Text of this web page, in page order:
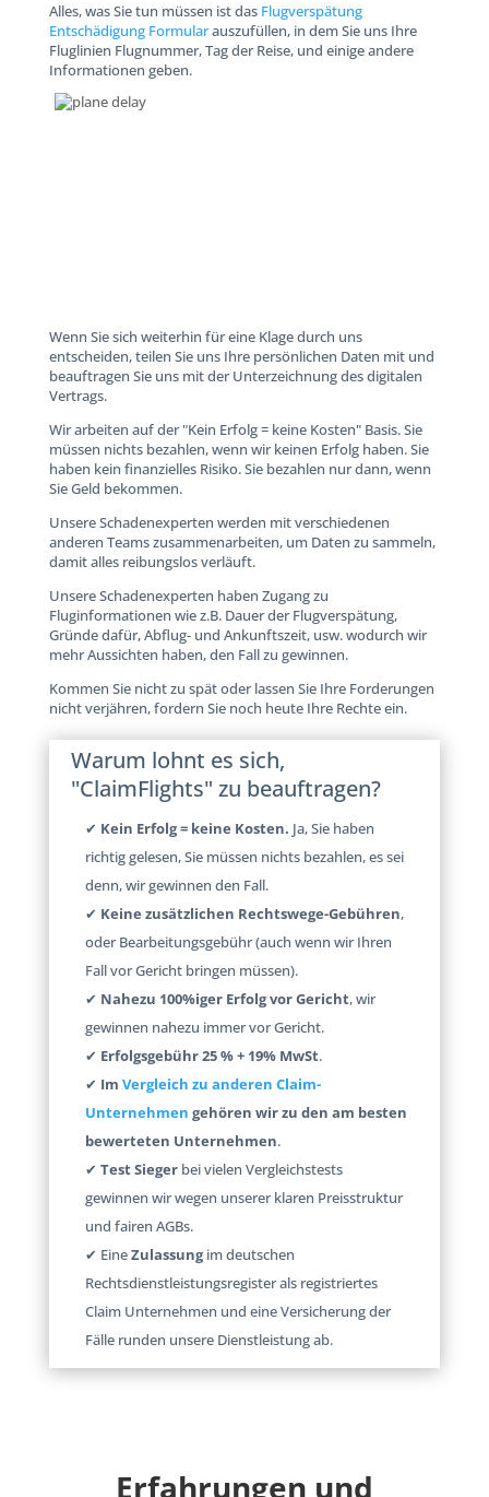
Alles, was Sie tun müssen ist das Flugverspätung
Entschädigung Formularauszufüllen, in dem Sie uns Ihre
Fluglinien Flugnummer, Tag der Reise, und einige andere
Informationen geben.
Wenn Sie sich weiterhin für eine Klage durch uns
entscheiden, teilen Sie uns Ihre persönlichen Daten mit und
beauftragen Sie uns mit der Unterzeichnung des digitalen
Vertrags.
Wir arbeiten auf der "Kein Erfolg = keine Kosten" Basis. Sie
müssen nichts bezahlen, wenn wir keinen Erfolg haben. Sie
haben kein finanzielles Risiko. Sie bezahlen nur dann, wenn
Sie Geld bekommen.
Unsere Schadenexperten werden mit verschiedenen
anderen Teams zusammenarbeiten, um Daten zu sammeln,
damit alles reibungslos verläuft.
Unsere Schadenexperten haben Zugang zu
Fluginformationen wie z.B. Dauer der Flugverspätung,
Gründe dafür, Abflug- und Ankunftszeit, usw. wodurch wir
mehr Aussichten haben, den Fall zu gewinnen.
Kommen Sie nicht zu spät oder lassen Sie Ihre Forderungen
nicht verjähren, fordern Sie noch heute Ihre Rechte ein.
Warum lohnt es sich,
"ClaimFlights" zu beauftragen?
✔ Kein Erfolg = keine Kosten. Ja, Sie haben
richtig gelesen, Sie müssen nichts bezahlen, es sei
denn, wir gewinnen den Fall.
✔ Keine zusätzlichen Rechtswege-Gebühren,
oder Bearbeitungsgebühr (auch wenn wir Ihren
Fall vor Gericht bringen müssen).
✔ Nahezu 100%iger Erfolg vor Gericht, wir
gewinnen nahezu immer vor Gericht.
✔ Erfolgsgebühr 25 % + 19% MwSt.
✔ Im Vergleich zu anderen Claim-
Unternehmen gehören wir zu den am besten
bewerteten Unternehmen.
✔ Test Siegerbei vielen Vergleichstests
gewinnen wir wegen unserer klaren Preisstruktur
und fairen AGBs.
✔ EineZulassungim deutschen
Rechtsdienstleistungsregister als registriertes
Claim Unternehmen und eine Versicherung der
Fälle runden unsere Dienstleistung ab.
Erfahrungen und